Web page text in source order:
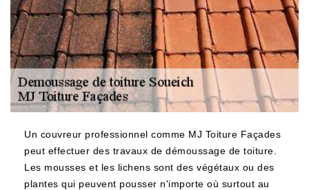
Un couvreur professionnel comme MJ Toiture Façades
peut effectuer des travaux de démoussage de toiture.
Les mousses et les lichens sont des végétaux ou des
plantes qui peuvent pousser n'importe où surtout au